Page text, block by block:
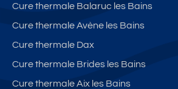
Cure thermale Balaruc les Bains
Cure thermale Avène les Bains
Cure thermale Dax
Cure thermale Brides les Bains
Cure thermale Aix les Bains